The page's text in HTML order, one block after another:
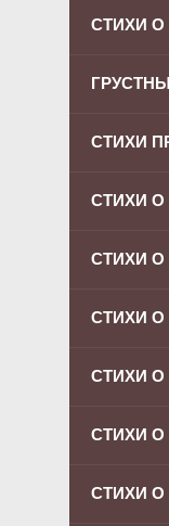
СТИХИ О
СТИХИ
СТИХИ О
СТИХИ О
СТИХИ О
СТИХИ О
СТИХИ О
СТИХИ